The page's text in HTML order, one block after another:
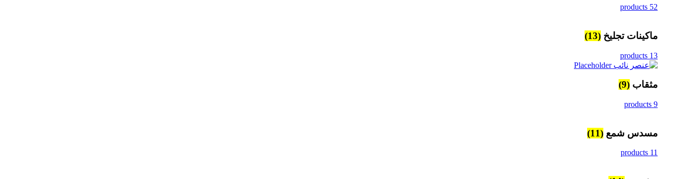
52 products
ماكينات تجليخ (13)
13 products
مثقاب (9)
9 products
مسدس شمع (11)
11 products